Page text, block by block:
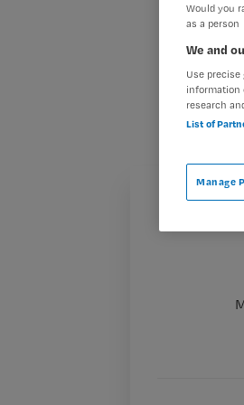
Would you
as a person
We and
Use
information
research
List of
Manage